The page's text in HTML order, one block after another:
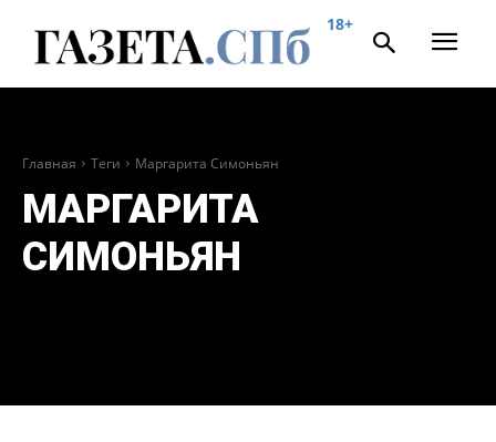
18+
Главная Теги Маргарита Симоньян
МАРГАРИТА
СИМОНЬЯН